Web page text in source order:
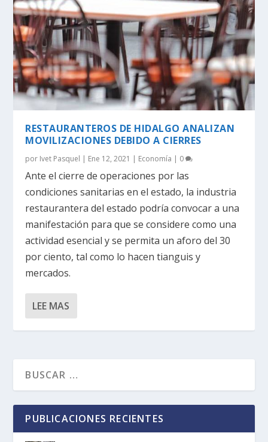
RESTAURANTEROS DE HIDALGO ANALIZAN
MOVILIZACIONES DEBIDO A CIERRES
por Ivet Pasquel | Ene 12, 2021 | Economía | 0
Ante el cierre de operaciones por las
condiciones sanitarias en el estado, la industria
restaurantera del estado podría convocar a una
manifestación para que se considere como una
actividad esencial y se permita un aforo del 30
por ciento, tal como lo hacen tianguis y
mercados.
LEE MAS
PUBLICACIONES RECIENTES